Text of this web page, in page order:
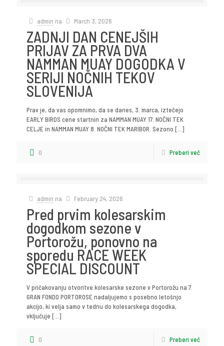
admin na March 3, 2026
ZADNJI DAN CENEJŠIH
PRIJAV ZA PRVA DVA
NAMMAN MUAY DOGODKA V
SERIJI NOČNIH TEKOV
SLOVENIJA
Prav je, da vas opomnimo, da se danes, 3. marca, iztečejo
EARLY BIRDS cene startnin za NAMMAN MUAY 17. NOČNI TEK
CELJE in NAMMAN MUAY 8. NOČNI TEK MARIBOR. Sezono […]
0 Preberi več
admin na February 24, 2026
Pred prvim kolesarskim
dogodkom sezone v
Portorožu, ponovno na
sporedu RACE WEEK
SPECIAL DISCOUNT
V pričakovanju otvoritve kolesarske sezone v Portorožu na 7.
GRAN FONDO PORTOROSE nadaljujemo s posebno letošnjo
akcijo, ki velja samo v tednu do kolesarskega dogodka,
vključuje […]
0 Preberi več